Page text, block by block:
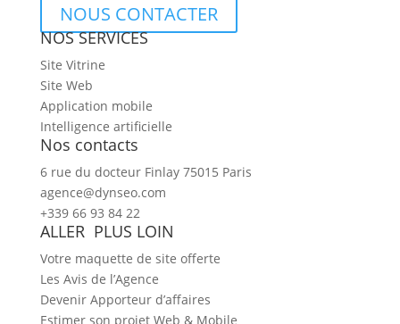
NOUS CONTACTER
NOS SERVICES
Site Vitrine
Site Web
Application mobile
Intelligence artificielle
Nos contacts
6 rue du docteur Finlay 75015 Paris
agence@dynseo.com
+339 66 93 84 22
ALLER PLUS LOIN
Votre maquette de site offerte
Les Avis de l’Agence
Devenir Apporteur d’affaires
Estimer son projet Web & Mobile